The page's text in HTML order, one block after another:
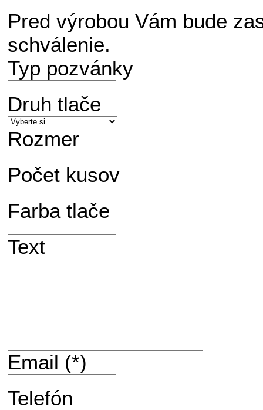
Pred výrobou Vám bude
schválenie.
Typ pozvánky
Druh tlače
Rozmer
Počet kusov
Farba tlače
Text
Email (*)
Telefón